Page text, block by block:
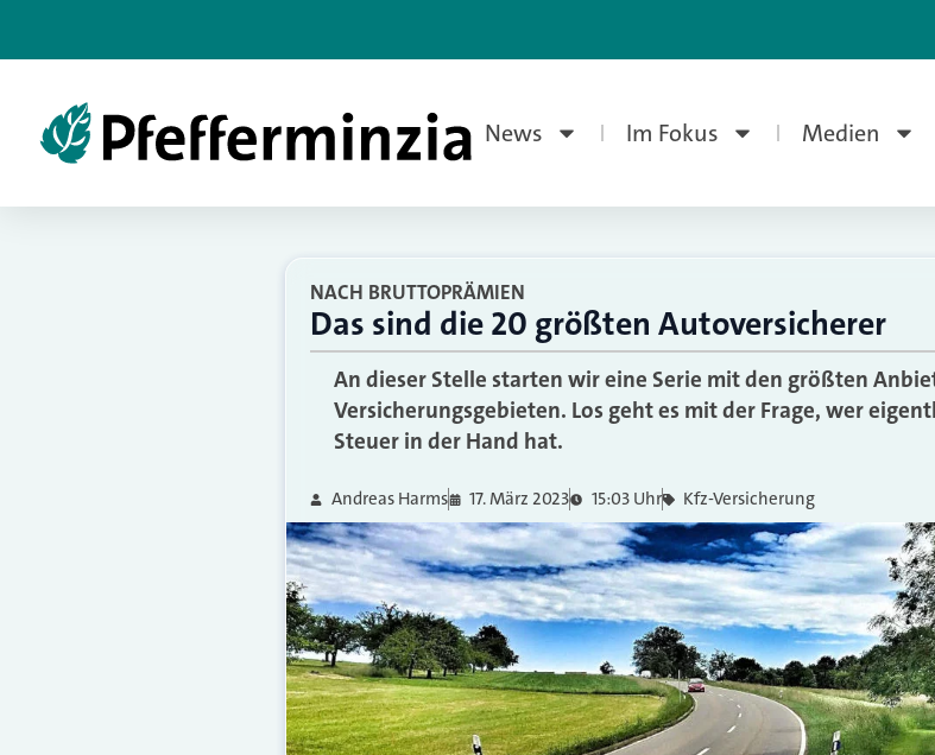
News Im Fokus Medien
NACH BRUTTOPRÄMIEN
Das sind die 20 größten Autoversicherer
An dieser Stelle starten wir eine Serie mit den größten
Versicherungsgebieten. Los geht es mit der Frage, wer
Steuer in der Hand hat.
Andreas Harms 17. März 2023 15:03 Uhr Kfz-Versicherung